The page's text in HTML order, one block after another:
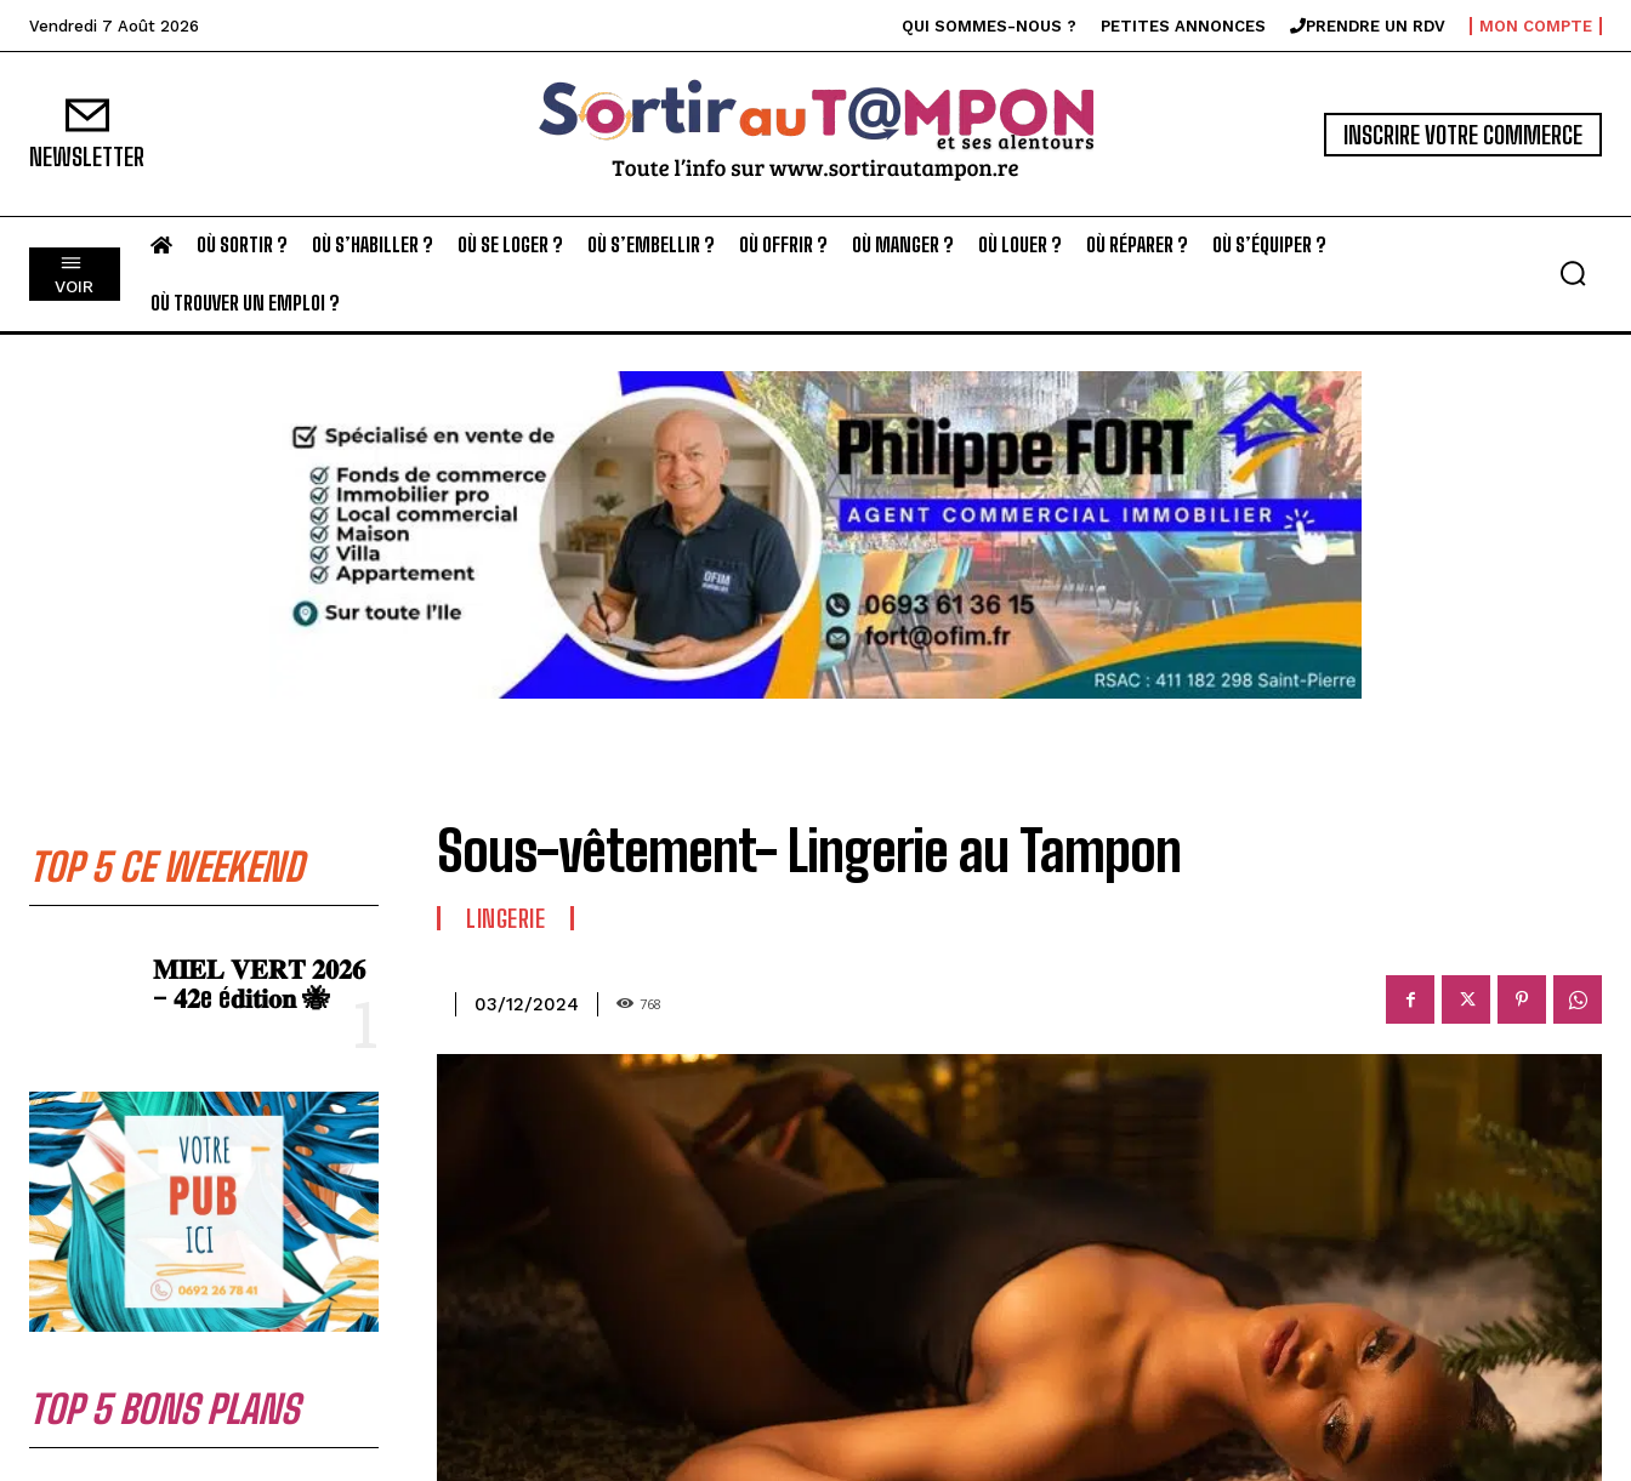
Vendredi 7 Août 2026 QUI SOMMES-NOUS ? PETITES ANNONCES PRENDRE UN RDV MON COMPTE
NEWSLETTER
INSCRIRE VOTRE COMMERCE
VOIR
OÙ SORTIR ? OÙ S’HABILLER ? OÙ SE LOGER ? OÙ S’EMBELLIR ? OÙ OFFRIR ? OÙ MANGER ? OÙ LOUER ? OÙ RÉPARER ? OÙ S’ÉQUIPER ?
OÙ TROUVER UN EMPLOI ?
TOP 5 CE WEEKEND
𝐌𝐈𝐄𝐋 𝐕𝐄𝐑𝐓 𝟐𝟎𝟐𝟔
– 𝟒𝟐e é𝐝𝐢𝐭𝐢𝐨𝐧 🐝
TOP 5 BONS PLANS
Sous-vêtement- Lingerie au Tampon
LINGERIE
03/12/2024 768